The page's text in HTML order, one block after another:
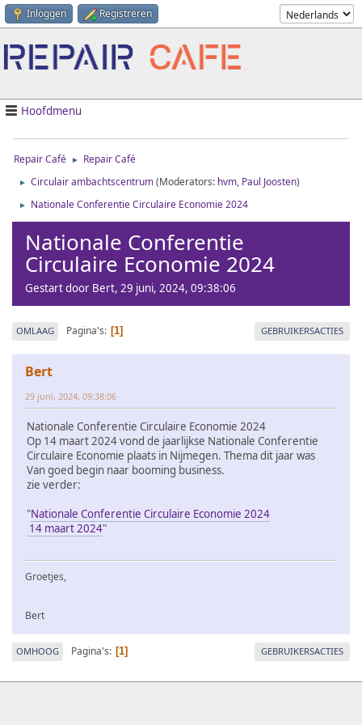
Inloggen Registreren
Hoofdmenu
Repair Café ► Repair Café
► Circulair ambachtscentrum(Moderators: hvm, Paul Joosten)
► Nationale Conferentie Circulaire Economie 2024
Nationale Conferentie
Circulaire Economie 2024
Gestart door Bert, 29 juni, 2024, 09:38:06
OMLAAG Pagina's 1 GEBRUIKERSACTIES
Bert
29 juni, 2024, 09:38:06
Nationale Conferentie Circulaire Economie 2024
Op 14 maart 2024 vond de jaarlijkse Nationale Conferentie
Circulaire Economie plaats in Nijmegen. Thema dit jaar was
Van goed begin naar booming business.
zie verder:
"Nationale Conferentie Circulaire Economie 2024
14 maart 2024"
Groetjes,
Bert
OMHOOG Pagina's 1 GEBRUIKERSACTIES